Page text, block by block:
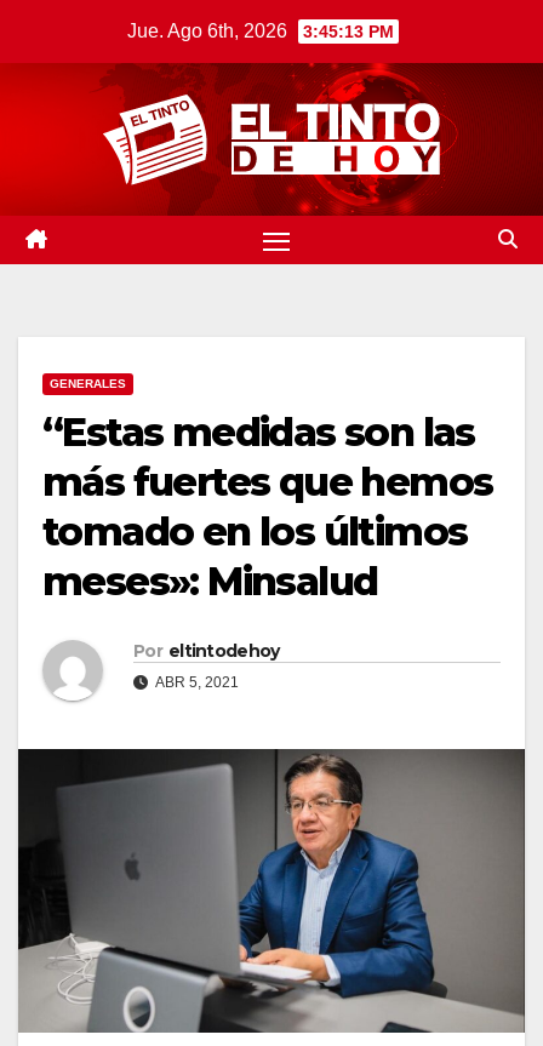
Jue. Ago 6th, 2026 3:45:13 PM
GENERALES
“Estas medidas son las
más fuertes que hemos
tomado en los últimos
meses»: Minsalud
Por eltintodehoy
ABR 5, 2021